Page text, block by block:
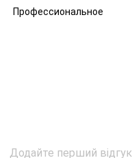
Профессиональное
Додайте перший відгук